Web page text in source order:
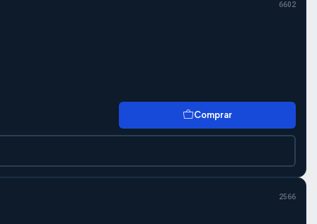
6602
Comprar
2566